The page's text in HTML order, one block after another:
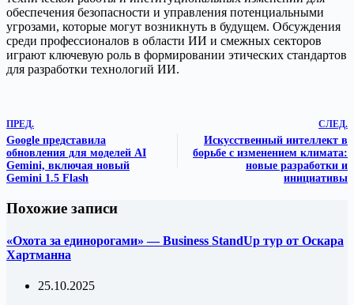
обеспечения безопасности и управления потенциальными
угрозами, которые могут возникнуть в будущем. Обсуждения
среди профессионалов в области ИИ и смежных секторов
играют ключевую роль в формировании этических стандартов
для разработки технологий ИИ.
ПРЕД.
Google представила
обновления для моделей AI
Gemini, включая новый
Gemini 1.5 Flash
СЛЕД.
Искусственный интеллект в
борьбе с изменением климата:
новые разработки и
инициативы
Похожие записи
«Охота за единорогами» — Business StandUp тур от Оскара
Хартманна
25.10.2025